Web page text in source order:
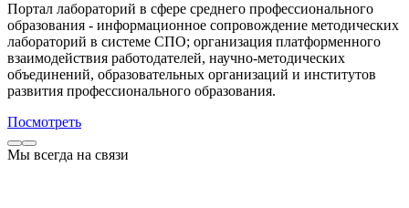
Портал лабораторий в сфере среднего профессионального
образования - информационное сопровождение методических
лабораторий в системе СПО; организация платформенного
взаимодействия работодателей, научно-методических
объединений, образовательных организаций и институтов
развития профессионального образования.
Посмотреть
Мы всегда на связи